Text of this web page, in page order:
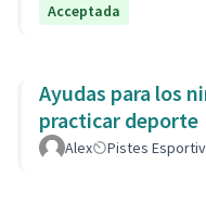
Acceptada
Ayudas para los
practicar deporte
Alex Pistes